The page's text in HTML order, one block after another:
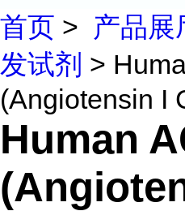
首页 > 产品展
发试剂 >
(Angiotensin I
Human